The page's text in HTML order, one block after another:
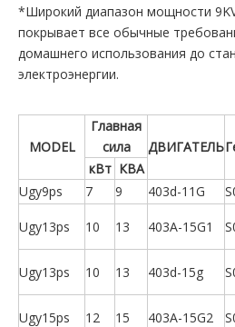
*Широкий диапазон мощности
покрывает все обычные
домашнего использования до
электроэнергии.
MODEL
Главная
сила
ДВИГАТЕЛЬ
кВт КВА
Ugy9ps
7 9 403d-11G
Ugy13ps 10 13 403A-15G1
Ugy13ps
10 13 403d-15g
Ugy15ps
12 15 403A-15G2